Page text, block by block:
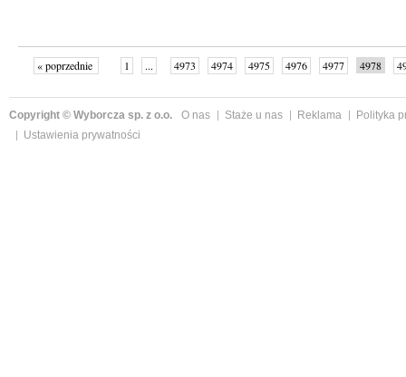
« poprzednie 1 ... 4973 4974 4975 4976 4977 4978
Copyright © Wyborcza sp. z o.o. O nas Staże u nas Reklama
Polityka
Ustawienia prywatności